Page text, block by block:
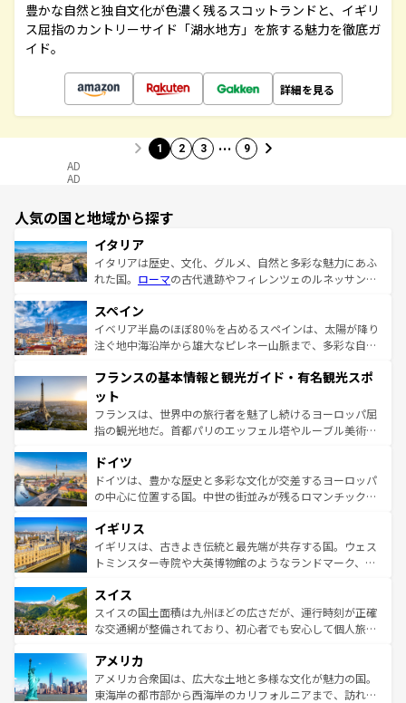
豊かな自然と独自文化が色濃く残るスコットランドと、イギリ
ス屈指のカントリーサイド「湖水地方」を旅する魅力を徹底ガ
イド。
詳細を見る
1 2 3 … 9
AD
AD
人気の国と地域から探す
イタリア
イタリアは歴史、文化、グルメ、自然と多彩な魅力にあふ
れた国。 ローマの古代遺跡やフィレンツェのルネッサンス
ろん、トスカーナの美しい田園風景やアマルフィ海岸の絶
景など、自然景観も見逃せない。観光の合間には、本場の
ピザやパスタなど、絶品のイタリア料理を堪能することも
ませてくれるイタリアで、忘れられない旅をしてみよう！
なお、新着のイタリア情報は
しい。
スペイン
イベリア半島のほぼ80％を占めるスペインは、太陽が降り
注ぐ地中海沿岸から雄大なピレネー山脈まで、多彩な自然
文化が根付くこの国では、情熱的なフラメンコ、熱気あふ
れる闘牛、そして美味しいタパスが生活の一部となってい
る。首都マドリードの洗練された雰囲気や、バルセロナの
アートに溢れた街角から、地方では古代ローマ遺跡や中世
せる。地方によって風土や気候が異なるスペインはその個
性で訪れる人を魅了する。 なお、新着のスペイン情報は コ
ンテンツ一覧を参照してほしい。
フランスの基本情報と観光ガイド・有名観光スポ
ット
フランスは、世界中の旅行者を魅了し続けるヨーロッパ屈
指の観光地だ。首都パリのエッフェル塔やルーブル美術館
で、幅広い魅力が詰まっている。華麗な宮殿、歴史的な大
聖堂、美しいビーチ、そして豊かな自然が、訪れる者を心
から魅了する。また、フランスは美食の国としても知ら
いる。シャンパンの発祥地であるランス、プロヴァンスの
香り高いラベンダー畑など、多彩な楽しみ方が可能だ。さ
らに、パリ以外の地域にも魅力が溢れており、どの街角に
れる地方に足を運ぶとそれぞれで全く異なる文化を体験で
きるだろう。 なお、新着のフランス情報はコンテンツ一覧
を参照してほしい。
ドイツ
ドイツは、豊かな歴史と多彩な文化が交差するヨーロッパ
の中心に位置する国。中世の街並みが残るロマンチック街
顔を持つこの国は、どこを歩いても飽きることがない。ベ
ルリンの文化的活気、バイエルン州のアルプスの絶景、そ
してライン川沿いのワイン畑といった風景は必見。ビール
は、お酒好きな人にはぜひ体験してほしい。 なお、新着の
ドイツ情報はコンテンツ一覧を参照してほしい。
イギリス
イギリスは、古きよき伝統と最先端が共存する国。ウェス
トミンスター寺院や大英博物館のようなランドマーク、歴
リアごとに異なる魅力がある。また、優雅なアフタヌーン
ティー、ビール好きにはたまらない英国パブ、サッカー観
戦など、本場だからこそできる体験も豊富。イギリスを旅
ンツ一覧を参照してほしい。
スイス
スイスの国土面積は九州ほどの広さだが、運行時刻が正確
な交通網が整備されており、初心者でも安心して個人旅行
の建物がそのまま残る町や、スイスならではのユニークな
博物館もあり、アルプス観光だけでなく町歩きも満喫する
ことができる。国民の所得が高いため物価も高いが、旅行
アメリカ
アメリカ合衆国は、広大な土地と多様な文化が魅力の国。
東海岸の都市部から西海岸のカリフォルニアまで、訪れる